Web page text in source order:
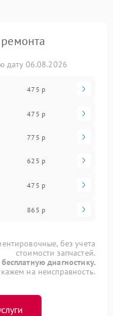
дату 06.08.2026
475 р
475 р
775 р
625 р
475 р
865 р
без учета
стоимости запчастей.
диагностику.
на неисправность.